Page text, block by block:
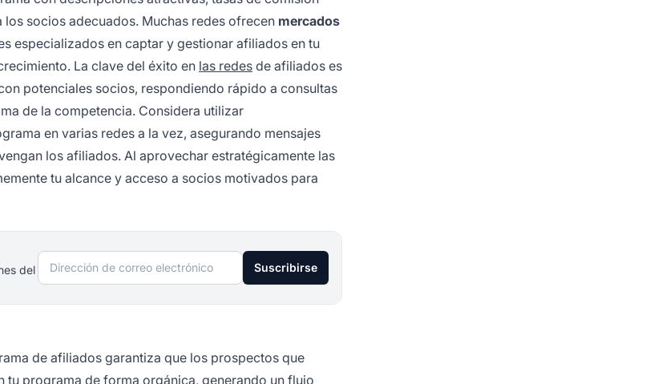
socios adecuados. Muchas redes ofrecen mercados
especializados en captar y gestionar afiliados en tu
La clave del éxito en las redes de afiliados es
potenciales socios, respondiendo rápido a consultas
de la competencia. Considera utilizar
en varias redes a la vez, asegurando mensajes
los afiliados. Al aprovechar estratégicamente las
tu alcance y acceso a socios motivados para
del
Dirección de correo electrónico Suscribirse
de afiliados garantiza que los prospectos que
programa de forma orgánica, generando un flujo